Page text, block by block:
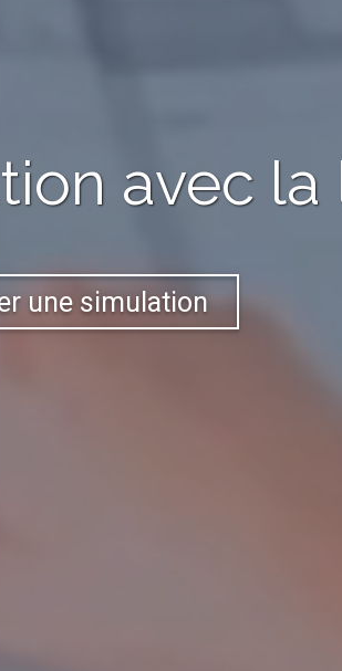
avec la
une simulation